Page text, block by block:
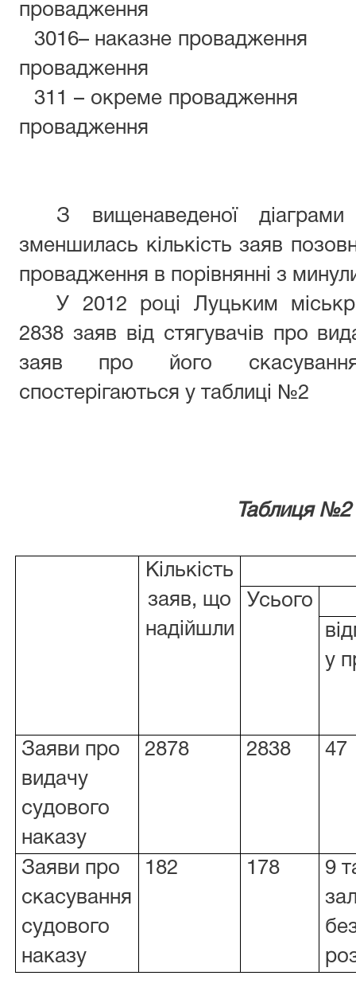
провадження
3016– наказне
провадження
311 – окреме
провадження
З вищенаведеної
зменшилась кількість заяв
провадження в порівнянні з
У 2012 році Луцьким
2838 заяв від стягувачів про
заяв про його
спостерігаються у таблиці №2
Таблиця №2
Кількість
заяв, що
надійшли
Усього
у
Заяви про
видачу
судового
наказу
2878 2838 47
Заяви про
скасування
судового
наказу
182 178
9